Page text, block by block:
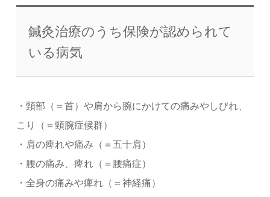
鍼灸治療のうち保険が認められて
いる病気
・頸部（＝首）や肩から腕にかけての痛みやしびれ、
こり（＝頸腕症候群）
・肩の痺れや痛み（＝五十肩）
・腰の痛み、痺れ（＝腰痛症）
・全身の痛みや痺れ（＝神経痛）